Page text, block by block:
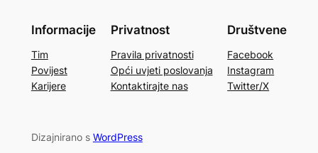
Informacije
Tim
Povijest
Karijere
Privatnost
Pravila privatnosti
Opći uvjeti poslovanja
Kontaktirajte nas
Društvene
Facebook
Instagram
Twitter/X
Dizajnirano s WordPress